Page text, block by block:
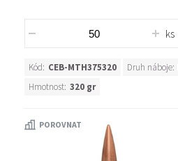
ks
Kód: CEB-MTH375320 Druh náboje:
Hmotnost: 320 gr
POROVNAT